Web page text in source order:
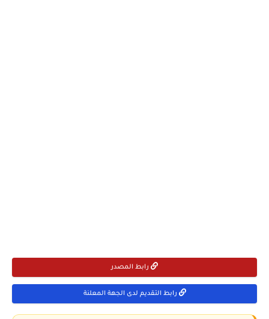
رابط المصدر
رابط التقديم لدى الجهة المعلنة